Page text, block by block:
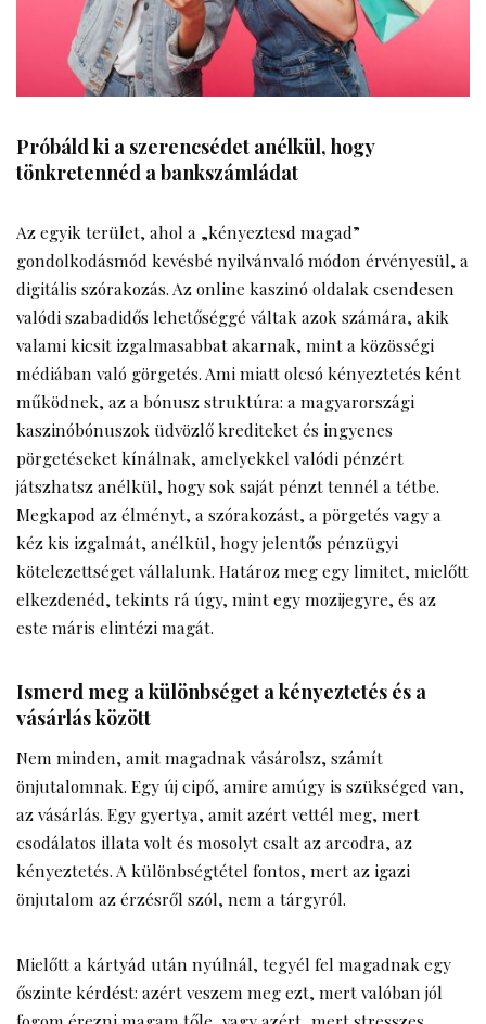
Próbáld ki a szerencsédet anélkül, hogy
tönkretennéd a bankszámládat
Az egyik terület, ahol a „kényeztesd magad”
gondolkodásmód kevésbé nyilvánvaló módon érvényesül, a
digitális szórakozás. Az online kaszinó oldalak csendesen
valódi szabadidős lehetőséggé váltak azok számára, akik
valami kicsit izgalmasabbat akarnak, mint a közösségi
médiában való görgetés. Ami miatt olcsó kényeztetés ként
működnek, az a bónusz struktúra: a magyarországi
kaszinóbónuszok üdvözlő krediteket és ingyenes
pörgetéseket kínálnak, amelyekkel valódi pénzért
játszhatsz anélkül, hogy sok saját pénzt tennél a tétbe.
Megkapod az élményt, a szórakozást, a pörgetés vagy a
kéz kis izgalmát, anélkül, hogy jelentős pénzügyi
kötelezettséget vállalunk. Határoz meg egy limitet, mielőtt
elkezdenéd, tekints rá úgy, mint egy mozijegyre, és az
este máris elintézi magát.
Ismerd meg a különbséget a kényeztetés és a
vásárlás között
Nem minden, amit magadnak vásárolsz, számít
önjutalomnak. Egy új cipő, amire amúgy is szükséged van,
az vásárlás. Egy gyertya, amit azért vettél meg, mert
csodálatos illata volt és mosolyt csalt az arcodra, az
kényeztetés. A különbségtétel fontos, mert az igazi
önjutalom az érzésről szól, nem a tárgyról.
Mielőtt a kártyád után nyúlnál, tegyél fel magadnak egy
őszinte kérdést: azért veszem meg ezt, mert valóban jól